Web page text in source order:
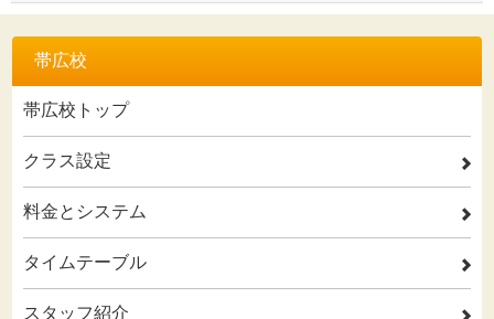
帯広校
帯広校トップ
クラス設定 2
料金とシステム 2
タイムテーブル 2
スタッフ紹介